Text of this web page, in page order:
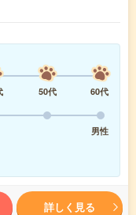
50代
60代
男性
詳しく見る